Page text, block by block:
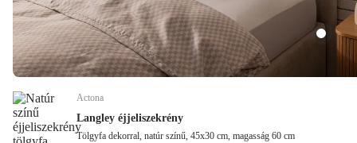
Actona
Langley éjjeliszekrény
Tölgyfa dekorral, natúr színű, 45x30 cm, magasság 60 cm